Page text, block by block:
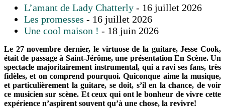
L’amant de Lady Chatterly - 16 juillet 2026
Les promesses - 16 juillet 2026
Une cool maison ! - 18 juin 2026
Le 27 novembre dernier, le virtuose de la guitare, Jesse Cook,
était de passage à Saint-Jérôme, une présentation En Scène. Un
spectacle majoritairement instrumental, qui a ravi ses fans, très
fidèles, et on comprend pourquoi. Quiconque aime la musique,
et particulièrement la guitare, se doit, s’il en la chance, de voir
ce musicien sur scène. Et ceux qui ont le bonheur de vivre cette
expérience n’aspirent souvent qu’à une chose, la revivre!